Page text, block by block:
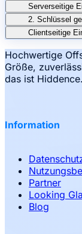
Serverseitige
2. Schlüssel
Clientseitige
Hochwertige
Größe,
das ist Hiddence.
Information
Partner
Looking
Blog